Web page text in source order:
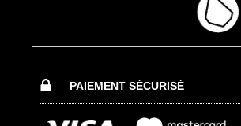
PAIEMENT SÉCURISÉ